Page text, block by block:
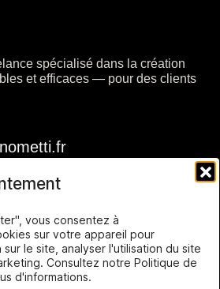
vous consentez à
sur votre appareil pour
le site, analyser l'utilisation du site
Consultez notre Politique de
d'informations.
spécialisé dans la création
et efficaces — pour des clients